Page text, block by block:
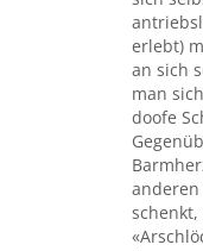
erlebt)
an sich
man
doofe